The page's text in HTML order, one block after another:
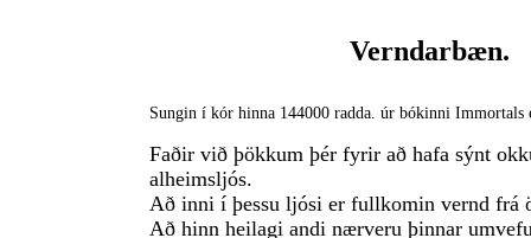
Verndarbæn.
Sungin í kór hinna 144000 radda. úr bókinni Immortals
Faðir við þökkum þér fyrir að hafa sýnt
alheimsljós.
Að inni í þessu ljósi er fullkomin vernd frá
Að hinn heilagi andi nærveru þinnar